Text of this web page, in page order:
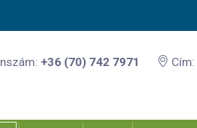
+36 (70) 742 7971 Cím: